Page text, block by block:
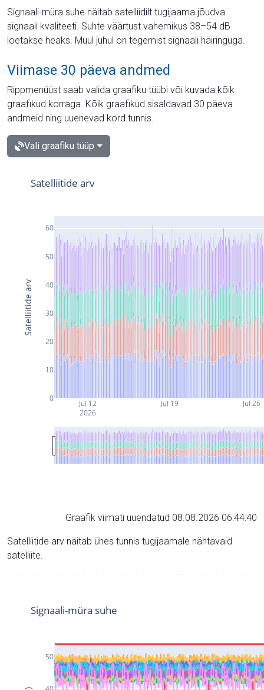
Signaali-müra suhe näitab satelliidilt tugijaama jõudva
signaali kvaliteeti. Suhte väärtust vahemikus 38–54 dB
loetakse heaks. Muul juhul on tegemist signaali häiringuga.
Viimase 30 päeva andmed
Rippmenüüst saab valida graafiku tüübi või kuvada kõik
graafikud korraga. Kõik graafikud sisaldavad 30 päeva
andmeid ning uuenevad kord tunnis.
Vali graafiku tüüp
Jul 12
2026
Jul 19 Jul 26
0
10
20
30
40
50
60
Satelliitide arv
Satelliitide arv
Graafik viimati uuendatud 08.08.2026 06:44:40
Satelliitide arv näitab ühes tunnis tugijaamale nähtavaid
satelliite.
50
Signaali-müra suhe